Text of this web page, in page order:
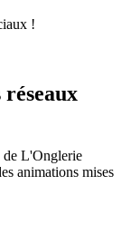
!
de L'Onglerie
animations mises